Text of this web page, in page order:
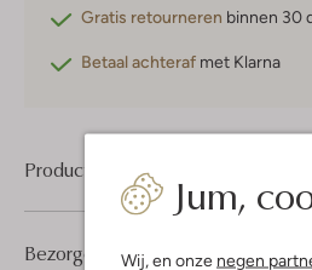
Jum,
Wij, en onze negen
Gratis retourneren binnen 30
Betaal achteraf met Klarna
Product informatie
Bezorgen & retourneren